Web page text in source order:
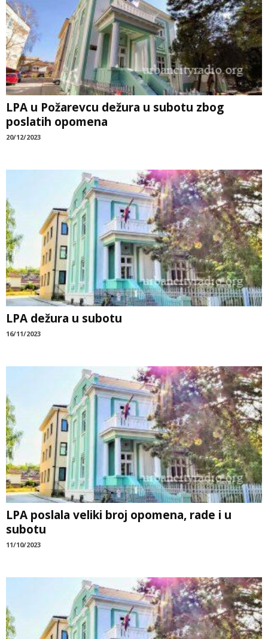
LPA u Požarevcu dežura u subotu zbog
poslatih opomena
20/12/2023
LPA dežura u subotu
16/11/2023
LPA poslala veliki broj opomena, rade i u
subotu
11/10/2023